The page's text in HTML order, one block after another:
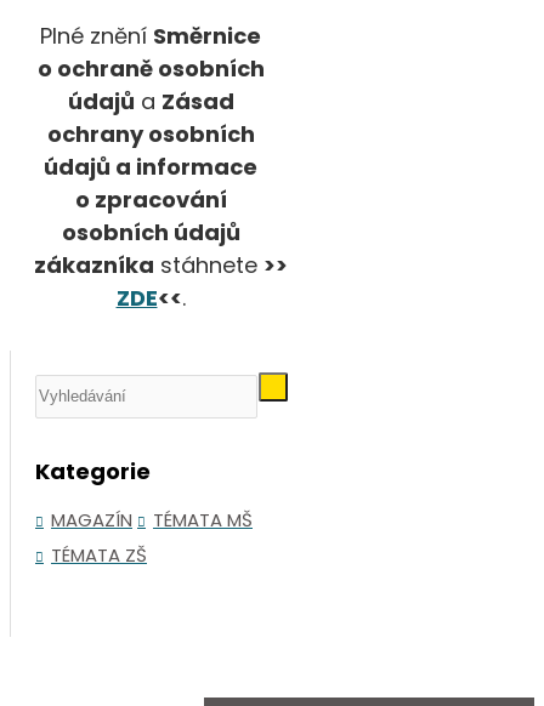
Plné znění Směrnice
o ochraně osobních
údajů a Zásad
ochrany osobních
údajů a informace
o zpracování
osobních údajů
zákazníka stáhnete >>
ZDE<<.
Kategorie
MAGAZÍN
TÉMATA MŠ
TÉMATA ZŠ